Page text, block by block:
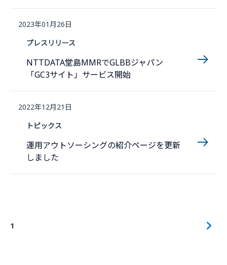
2023年01月26日
プレスリリース
NTTDATA堂島MMRでGLBBジャパン
「GC3サイト」サービス開始
2022年12月21日
トピックス
運用アウトソーシングの紹介ページを更新
しました
1